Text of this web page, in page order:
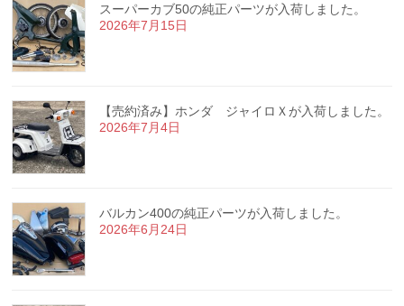
スーパーカブ50の純正パーツが入荷しました。
2026年7月15日
【売約済み】ホンダ ジャイロＸが入荷しました。
2026年7月4日
バルカン400の純正パーツが入荷しました。
2026年6月24日